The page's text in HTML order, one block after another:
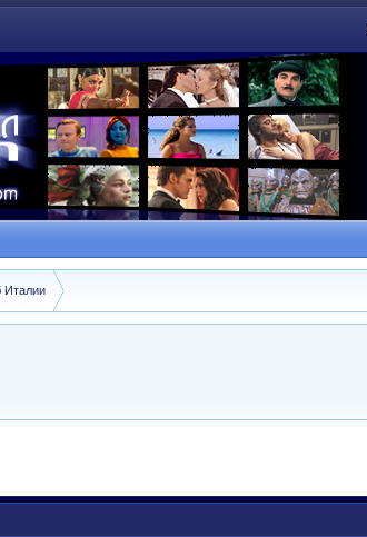
Италии